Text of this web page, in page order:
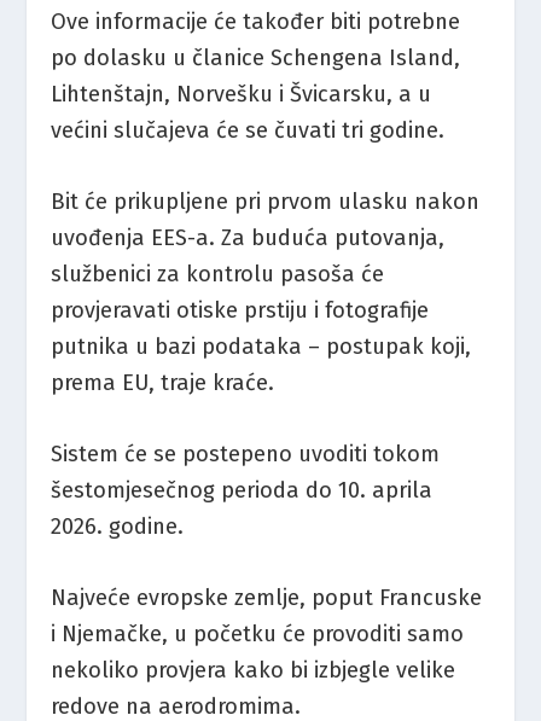
Ove informacije će također biti potrebne
po dolasku u članice Schengena Island,
Lihtenštajn, Norvešku i Švicarsku, a u
većini slučajeva će se čuvati tri godine.
Bit će prikupljene pri prvom ulasku nakon
uvođenja EES-a. Za buduća putovanja,
službenici za kontrolu pasoša će
provjeravati otiske prstiju i fotografije
putnika u bazi podataka – postupak koji,
prema EU, traje kraće.
Sistem će se postepeno uvoditi tokom
šestomjesečnog perioda do 10. aprila
2026. godine.
Najveće evropske zemlje, poput Francuske
i Njemačke, u početku će provoditi samo
nekoliko provjera kako bi izbjegle velike
redove na aerodromima.